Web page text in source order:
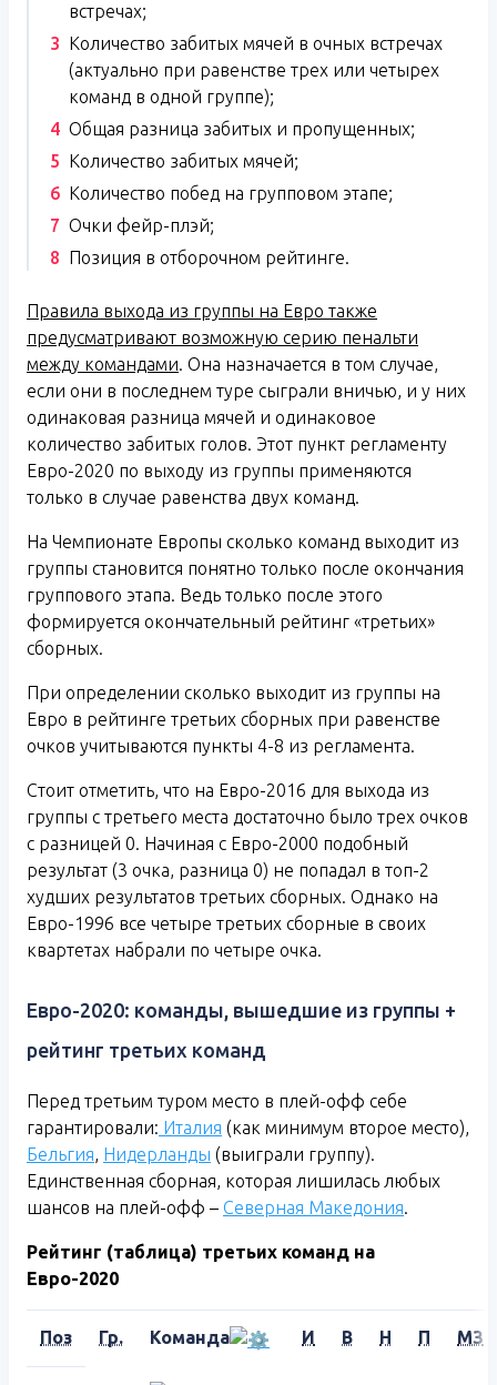
встречах;
Количество забитых мячей в очных встречах
(актуально при равенстве трех или четырех
команд в одной группе);
Общая разница забитых и пропущенных;
Количество забитых мячей;
Количество побед на групповом этапе;
Очки фейр-плэй;
Позиция в отборочном рейтинге.
Правила выхода из группы на Евро также
предусматривают возможную серию пенальти
между командами. Она назначается в том случае,
если они в последнем туре сыграли вничью, и у них
одинаковая разница мячей и одинаковое
количество забитых голов. Этот пункт регламенту
Евро-2020 по выходу из группы применяются
только в случае равенства двух команд.
На Чемпионате Европы сколько команд выходит из
группы становится понятно только после окончания
группового этапа. Ведь только после этого
формируется окончательный рейтинг «третьих»
сборных.
При определении сколько выходит из группы на
Евро в рейтинге третьих сборных при равенстве
очков учитываются пункты 4-8 из регламента.
Стоит отметить, что на Евро-2016 для выхода из
группы с третьего места достаточно было трех очков
с разницей 0. Начиная с Евро-2000 подобный
результат (3 очка, разница 0) не попадал в топ-2
худших результатов третьих сборных. Однако на
Евро-1996 все четыре третьих сборные в своих
квартетах набрали по четыре очка.
Евро-2020: команды, вышедшие из группы +
рейтинг третьих команд
Перед третьим туром место в плей-офф себе
гарантировали: Италия (как минимум второе место),
Бельгия, Нидерланды (выиграли группу).
Единственная сборная, которая лишилась любых
шансов на плей-офф – Северная Македония.
Рейтинг (таблица) третьих команд на
Евро-2020
Поз Гр. Команда И В Н П МЗ